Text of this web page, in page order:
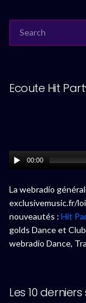
FOR:
Ecoute Hit
00:00
La webradio
exclusivemusic.fr/
nouveautés : Hit
golds Dance et
webradio Dance,
Les 10 derniers